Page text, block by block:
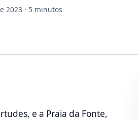
2023 · 5 minutos
e a Praia da Fonte,